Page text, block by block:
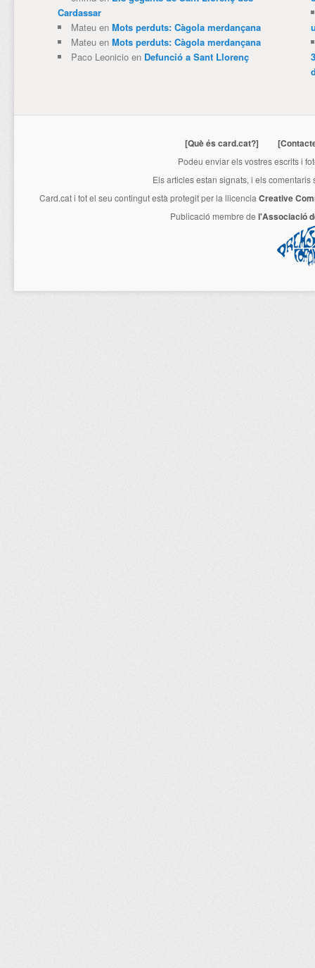
Cardassar
Mateuen Mots perduts: Càgola merdançana
Mateuen Mots perduts: Càgola merdançana
Paco Leonicioen Defunció a Sant Llorenç
[Què és card.cat?]
Podeu enviar els vostres escrits i
Els articles estan signats, i els
Card.cati tot el seu contingut està protegit per la llicencia Creative
Publicació membre de l'Associació